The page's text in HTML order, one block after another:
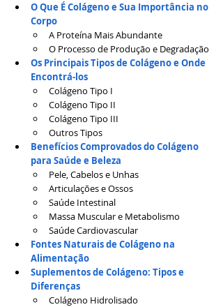
O Que É Colágeno e Sua Importância no
Corpo
A Proteína Mais Abundante
O Processo de Produção e Degradação
Os Principais Tipos de Colágeno e Onde
Encontrá-los
Colágeno Tipo I
Colágeno Tipo II
Colágeno Tipo III
Outros Tipos
Benefícios Comprovados do Colágeno
para Saúde e Beleza
Pele, Cabelos e Unhas
Articulações e Ossos
Saúde Intestinal
Massa Muscular e Metabolismo
Saúde Cardiovascular
Fontes Naturais de Colágeno na
Alimentação
Suplementos de Colágeno: Tipos e
Diferenças
Colágeno Hidrolisado